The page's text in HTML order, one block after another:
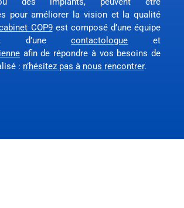
pour améliorer la vision et la qualité
COP9est composé d’une équipe
d’unecontactologue et
afin de répondre à vos besoins de
: n’hésitez pas à nous rencontrer.